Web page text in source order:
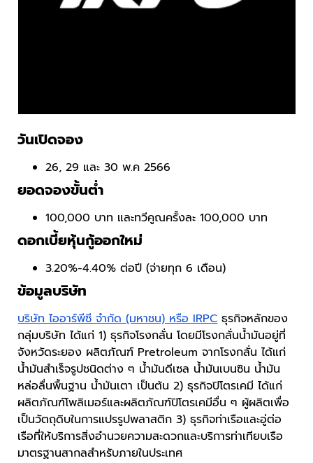
วันเปิดจอง
26, 29 และ 30 พ.ค 2566
ยอดจองขั้นต่ำ
100,000 บาท และทวีคูณครั้งละ 100,000 บาท
ดอกเบี้ยหุ้นกู้ออกใหม่
3.20%-4.40% ต่อปี (จ่ายทุก 6 เดือน)
ข้อมูลบริษัท
บริษัท ไออาร์พีซี จำกัด (มหาชน) หรือ IRPCธุรกิจหลักของ
กลุ่มบริษัท ได้แก่ 1) ธุรกิจโรงกลั่น โดยมีโรงกลั่นน้ำมันอยู่ที่
จังหวัดระยอง ผลิตภัณฑ์ Pretroleum จากโรงกลั่น ได้แก่
น้ำมันสำเร็จรูปชนิดต่าง ๆ น้ำมันดีเซล น้ำมันเบนซิน น้ำมัน
หล่อลื่นพื้นฐาน น้ำมันเตา เป็นต้น 2) ธุรกิจปิโตรเคมี ได้แก่
ผลิตภัณฑ์โพลิเมอร์และผลิตภัณฑ์ปิโตรเคมีอื่น ๆ ผู้ผลิตเพื่อ
เป็นวัตถุดิบในการแปรรูปพลาสติก 3) ธุรกิจท่าเรือและอู่ต่อ
เรือที่ให้บริการสิ่งอำนวยความสะดวกและบริการท่าเทียบเรือ
มาตรฐานสากลสำหรับภายในประเทศ